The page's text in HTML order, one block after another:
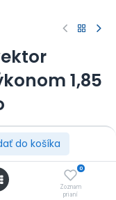
do košíka
0
Zoznam
prianí
1,85
ho objednať zvlášť.